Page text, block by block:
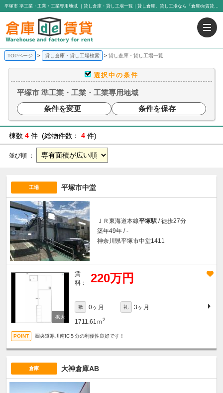
平塚市 準工業・工業・工業専用地域 ｜貸し倉庫・貸し工場一覧｜貸し倉庫、貸し工場なら「倉庫de賃貸」｜有限会社アイエヌジー・トゥエンティーワン
TOPページ 貸し倉庫・貸し工場検索 貸し倉庫・貸し工場一覧
選択中の条件
平塚市 準工業・工業・工業専用地域
条件を変更
条件を保存
棟数 4 件 (総物件数： 4 件)
並び順 ：
工場 平塚市中堂
ＪＲ東海道本線平塚駅 / 徒歩27分
築年49年 / -
神奈川県平塚市中堂1411
賃
料：
220万円
敷 0ヶ月 礼 3ヶ月
1711.61ｍ2
圏央道寒川南IC５分の利便性良好です！
倉庫 大神倉庫AB